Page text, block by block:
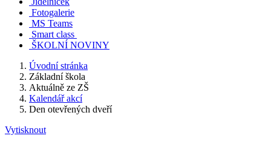
Fotogalerie
MS Teams
Smart class
ŠKOLNÍ NOVINY
Úvodní stránka
Základní škola
Aktuálně ze ZŠ
Kalendář akcí
Den otevřených dveří
Vytisknout